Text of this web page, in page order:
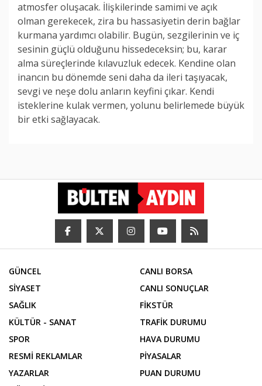
atmosfer oluşacak. İlişkilerinde samimi ve açık
olman gerekecek, zira bu hassasiyetin derin bağlar
kurmana yardımcı olabilir. Bugün, sezgilerinin ve iç
sesinin güçlü olduğunu hissedeceksin; bu, karar
alma süreçlerinde kılavuzluk edecek. Kendine olan
inancın bu dönemde seni daha da ileri taşıyacak,
sevgi ve neşe dolu anların keyfini çıkar. Kendi
isteklerine kulak vermen, yolunu belirlemede büyük
bir etki sağlayacak.
GÜNCEL
SİYASET
SAĞLIK
KÜLTÜR - SANAT
SPOR
RESMİ REKLAMLAR
YAZARLAR
CANLI BORSA
CANLI SONUÇLAR
FİKSTÜR
TRAFİK DURUMU
HAVA DURUMU
PİYASALAR
PUAN DURUMU